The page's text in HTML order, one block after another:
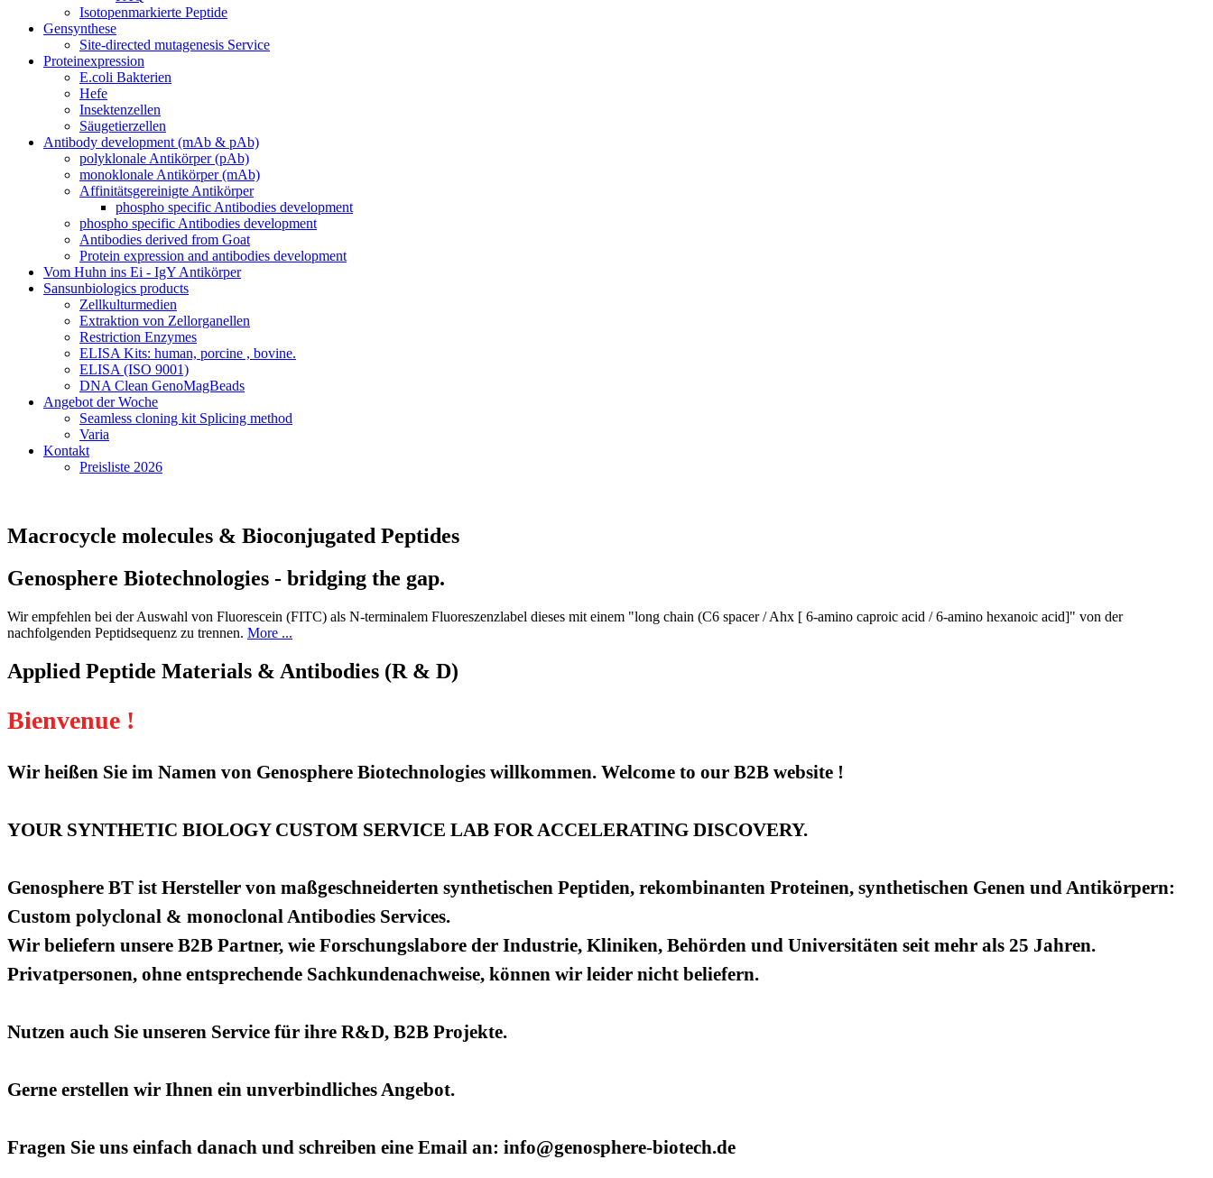
Isotopenmarkierte Peptide
Gensynthese
Site-directed mutagenesis Service
Proteinexpression
E.coli Bakterien
Hefe
Insektenzellen
Säugetierzellen
Antibody development (mAb & pAb)
polyklonale Antikörper (pAb)
monoklonale Antikörper (mAb)
Affinitätsgereinigte Antikörper
phospho specific Antibodies development
phospho specific Antibodies development
Antibodies derived from Goat
Protein expression and antibodies development
Vom Huhn ins Ei - IgY Antikörper
Sansunbiologics products
Zellkulturmedien
Extraktion von Zellorganellen
Restriction Enzymes
ELISA Kits: human, porcine , bovine.
ELISA (ISO 9001)
DNA Clean GenoMagBeads
Angebot der Woche
Seamless cloning kit Splicing method
Varia
Kontakt
Preisliste 2026
Macrocycle molecules & Bioconjugated Peptides
Genosphere Biotechnologies - bridging the gap.
Wir empfehlen bei der Auswahl von Fluorescein (FITC) als N-terminalem Fluoreszenzlabel dieses mit einem "long chain (C6 spacer / Ahx [ 6-amino caproic acid / 6-amino hexanoic acid]" von der
nachfolgenden Peptidsequenz zu trennen. More ...
Applied Peptide Materials & Antibodies (R & D)
Bienvenue !
Wir heißen Sie im Namen von Genosphere Biotechnologies willkommen. Welcome to our B2B website !
YOUR SYNTHETIC BIOLOGY CUSTOM SERVICE LAB FOR ACCELERATING DISCOVERY.
Genosphere BT ist Hersteller von maßgeschneiderten synthetischen Peptiden, rekombinanten Proteinen, synthetischen Genen und Antikörpern:
Custom polyclonal & monoclonal Antibodies Services.
Wir beliefern unsere B2B Partner, wie Forschungslabore der Industrie, Kliniken, Behörden und Universitäten seit mehr als 25 Jahren.
Privatpersonen, ohne entsprechende Sachkundenachweise, können wir leider nicht beliefern.
Nutzen auch Sie unseren Service für ihre R&D, B2B Projekte.
Gerne erstellen wir Ihnen ein unverbindliches Angebot.
Fragen Sie uns einfach danach und schreiben eine Email an: info@genosphere-biotech.de